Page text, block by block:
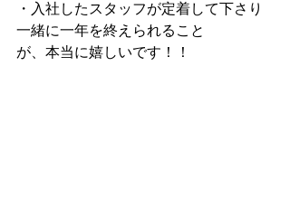
・入社したスタッフが定着して下さり
一緒に一年を終えられること
が、本当に嬉しいです！！